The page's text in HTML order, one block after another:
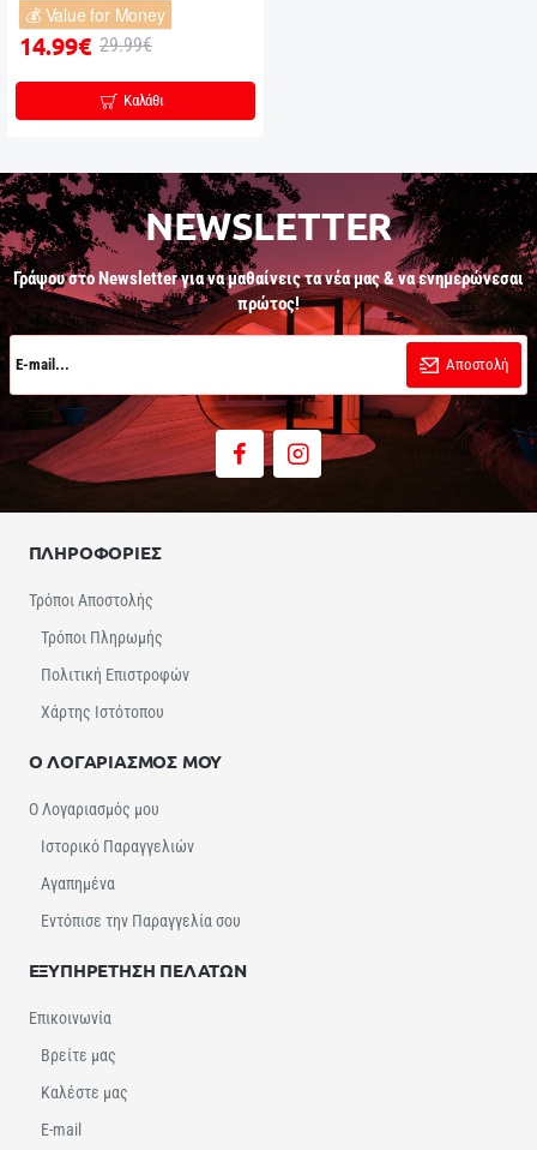
💰 Value for Money
14.99€ 29.99€
Καλάθι
NEWSLETTER
Γράψου στο Newsletter για να μαθαίνεις τα νέα μας & να ενημερώνεσαι
πρώτος!
E-
mail...
Αποστολή
ΠΛΗΡΟΦΟΡΙΕΣ
Τρόποι Αποστολής
Τρόποι Πληρωμής
Πολιτική Επιστροφών
Χάρτης Ιστότοπου
Ο ΛΟΓΑΡΙΑΣΜΟΣ ΜΟΥ
Ο Λογαριασμός μου
Ιστορικό Παραγγελιών
Αγαπημένα
Εντόπισε την Παραγγελία σου
ΕΞΥΠΗΡΕΤΗΣΗ ΠΕΛΑΤΩΝ
Επικοινωνία
Βρείτε μας
Καλέστε μας
E-mail